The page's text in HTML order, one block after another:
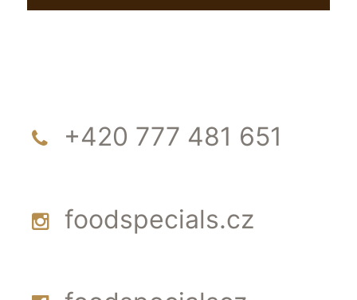
+420 777 481 651
foodspecials.cz